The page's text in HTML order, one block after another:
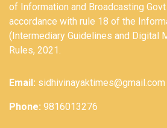
of Information and Broadcasting
accordance with rule 18 of the
(Intermediary Guidelines and Digital
Rules, 2021.
Email: sidhivinayaktimes@gmail.com
Phone: 9816013276